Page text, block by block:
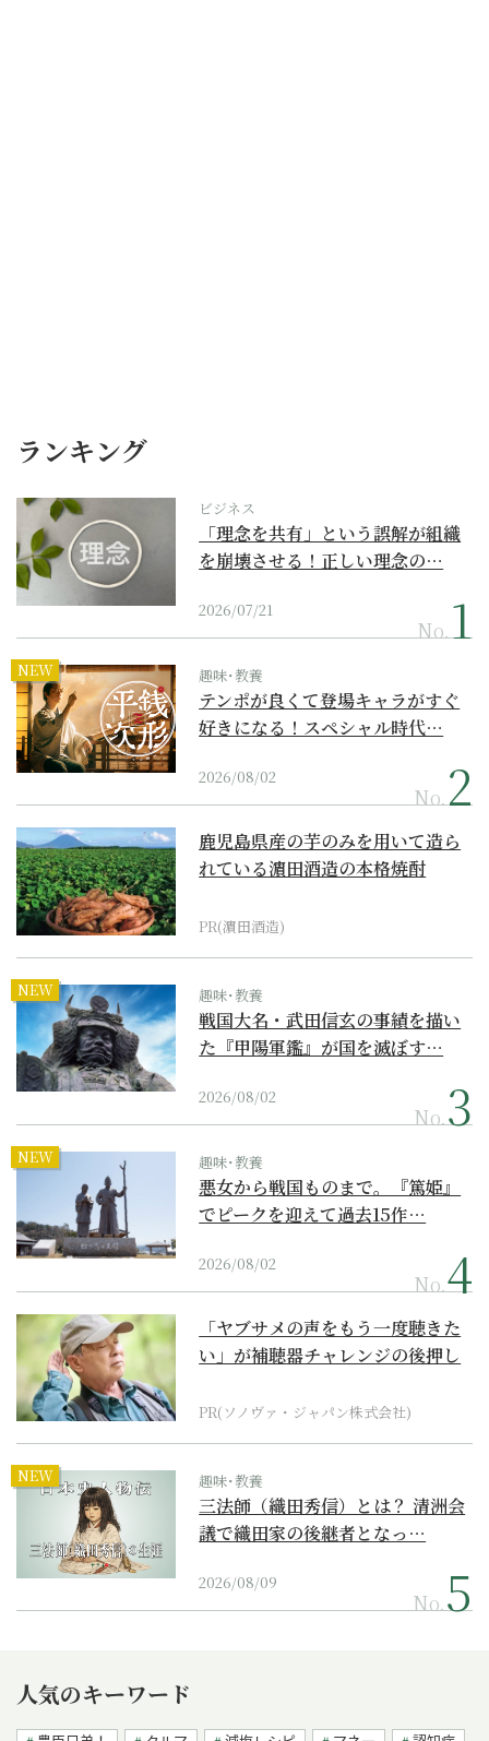
ランキング
ビジネス
「理念を共有」という誤解が組織
を崩壊させる！正しい理念の…
2026/07/21
No.
NEW 趣味･教養
テンポが良くて登場キャラがすぐ
好きになる！スペシャル時代…
2026/08/02
No.
鹿児島県産の芋のみを用いて造ら
れている濵田酒造の本格焼酎
PR(濵田酒造)
NEW 趣味･教養
戦国大名・武田信玄の事績を描い
た『甲陽軍鑑』が国を滅ぼす…
2026/08/02
No.
NEW 趣味･教養
悪女から戦国ものまで。『篤姫』
でピークを迎えて過去15作…
2026/08/02
No.
「ヤブサメの声をもう一度聴きた
い」が補聴器チャレンジの後押し
PR(ソノヴァ・ジャパン株式会社)
NEW 趣味･教養
三法師（織田秀信）とは？ 清洲会
議で織田家の後継者となっ…
2026/08/09
No.
人気のキーワード